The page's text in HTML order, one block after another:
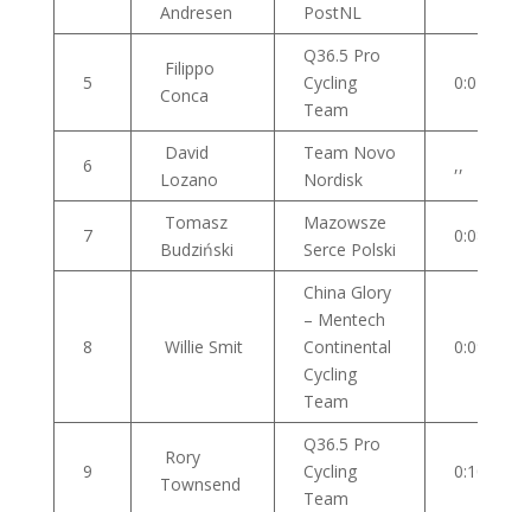
Andresen
PostNL
5
Filippo
Conca
Q36.5 Pro
Cycling
Team
0:07
6
David
Lozano
Team Novo
Nordisk
,,
7
Tomasz
Budziński
Mazowsze
Serce Polski
0:08
8 Willie Smit
China Glory
– Mentech
Continental
Cycling
Team
0:09
9
Rory
Townsend
Q36.5 Pro
Cycling
Team
0:10